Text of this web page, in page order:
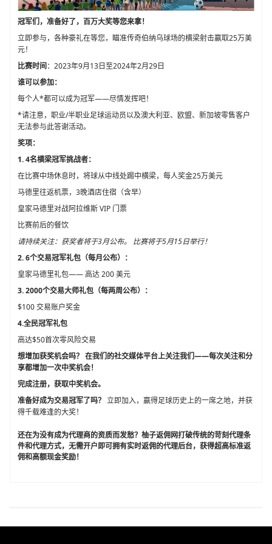
冠军们，准备好了，百万大奖等您来拿！
立即参与，各种豪礼在等您，瞄准传奇伯纳乌球场的横梁射击赢取25万美
元！
比赛时间：2023年9月13日至2024年2月29日
谁可以参加：
每个人*都可以成为冠军——尽情发挥吧！
*请注意，职业/半职业足球运动员以及澳大利亚、欧盟、新加坡零售客户
无法参与此答谢活动。
奖项：
1. 4名横梁冠军挑战者：
在比赛中场休息时，将球从中线处踢中横梁，每人奖金25万美元
马德里往返机票，3晚酒店住宿（含早）
皇家马德里对战阿拉维斯 VIP 门票
比赛前后的餐饮
请持续关注：获奖者将于3月公布。 比赛将于5月15日举行！
2. 6个交易冠军礼包（每月公布）：
皇家马德里礼包—— 高达 200 美元
3. 2000个交易大师礼包（每两周公布）：
$100 交易账户奖金
4.全民冠军礼包
高达$50首次零风险交易
想增加获奖机会吗？ 在我们的社交媒体平台上关注我们——每次关注和分
享都增加一次中奖机会！
完成注册，获取中奖机会。
准备好成为交易冠军了吗？ 立即加入，赢得足球历史上的一席之地，并获
得千载难逢的大奖！
还在为没有成为代理商的资质而发愁？柚子返佣网打破传统的苛刻代理条
件和代理方式，无需开户即可拥有实时返佣的代理后台，获得超高标准返
佣和高额现金奖励！